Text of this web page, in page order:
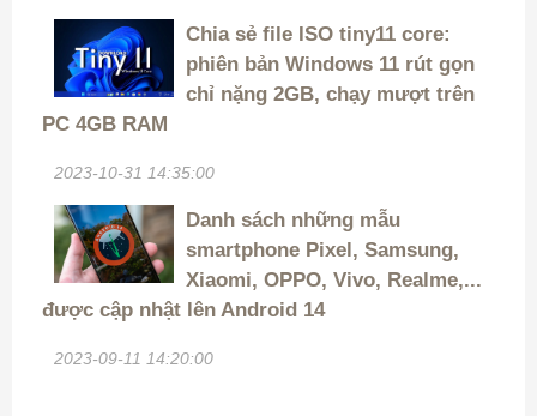
Chia sẻ file ISO tiny11 core:
phiên bản Windows 11 rút gọn
chỉ nặng 2GB, chạy mượt trên
PC 4GB RAM
2023-10-31 14:35:00
Danh sách những mẫu
smartphone Pixel, Samsung,
Xiaomi, OPPO, Vivo, Realme,...
được cập nhật lên Android 14
2023-09-11 14:20:00